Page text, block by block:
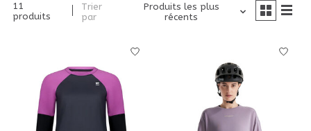
11
produits
Trier
par
Produits les plus
récents